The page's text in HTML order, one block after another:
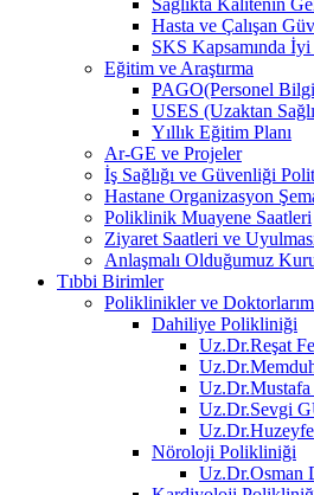
Hasta ve Çalışan
SKS Kapsamında
Eğitim ve Araştırma
PAGO(Personel
USES (Uzaktan
Yıllık Eğitim Planı
Ar-GE ve Projeler
İş Sağlığı ve Güvenliği
Hastane Organizasyon
Poliklinik Muayene Saatleri
Ziyaret Saatleri ve
Anlaşmalı Olduğumuz
Tıbbi Birimler
Poliklinikler ve
Dahiliye Polikliniği
Uz.Dr.Reşat
Uz.Dr.Sevgi
Nöroloji Polikliniği
Uz.Dr.Osman